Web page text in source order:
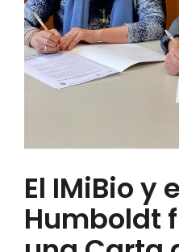
FORTALECIMIENTO
ALIMENTICIOS
BIODIVERSIDAD Y
INVENTARIO DE LA
FORMULARIO DE
INVESTIGADORES
AUTORIZACIONES
El IMiBio y
Humboldt